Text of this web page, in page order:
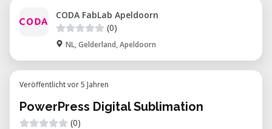
CODA FabLab Apeldoorn
(0)
NL, Gelderland, Apeldoorn
Veröffentlicht vor 5 Jahren
PowerPress Digital Sublimation
(0)